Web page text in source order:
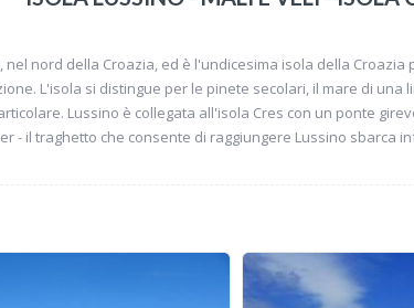
nord della Croazia, ed è l'undicesima isola della
L'isola si distingue per le pinete secolari, il mare di
Lussino è collegata all'isola Cres con un ponte
- il traghetto che consente di raggiungere Lussino sbarca